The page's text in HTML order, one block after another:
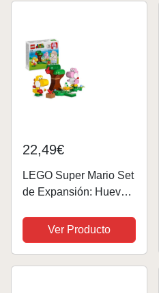
para Niños,...
22,49€
LEGO Super Mario Set
de Expansión: Huevo
Set de Juguete
Coleccionable con 2
Personajes del
Ver Producto